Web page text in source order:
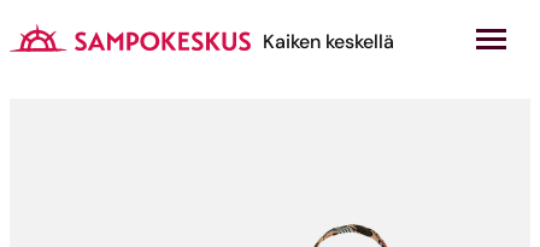
sisältöön
Kauppakeskus Sampokeskus
Kaiken keskellä